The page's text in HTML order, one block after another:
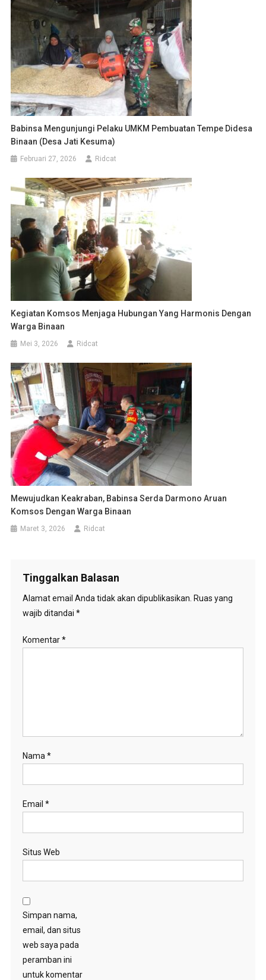
Babinsa Mengunjungi Pelaku UMKM Pembuatan Tempe Didesa
Binaan (Desa Jati Kesuma)
Februari 27, 2026 Ridcat
Kegiatan Komsos Menjaga Hubungan Yang Harmonis Dengan
Warga Binaan
Mei 3, 2026 Ridcat
Mewujudkan Keakraban, Babinsa Serda Darmono Aruan
Komsos Dengan Warga Binaan
Maret 3, 2026 Ridcat
Tinggalkan Balasan
Alamat email Anda tidak akan dipublikasikan. Ruas yang
wajib ditandai *
Komentar*
Nama *
Email *
Situs Web
Simpan nama,
email, dan situs
web saya pada
peramban ini
untuk komentar